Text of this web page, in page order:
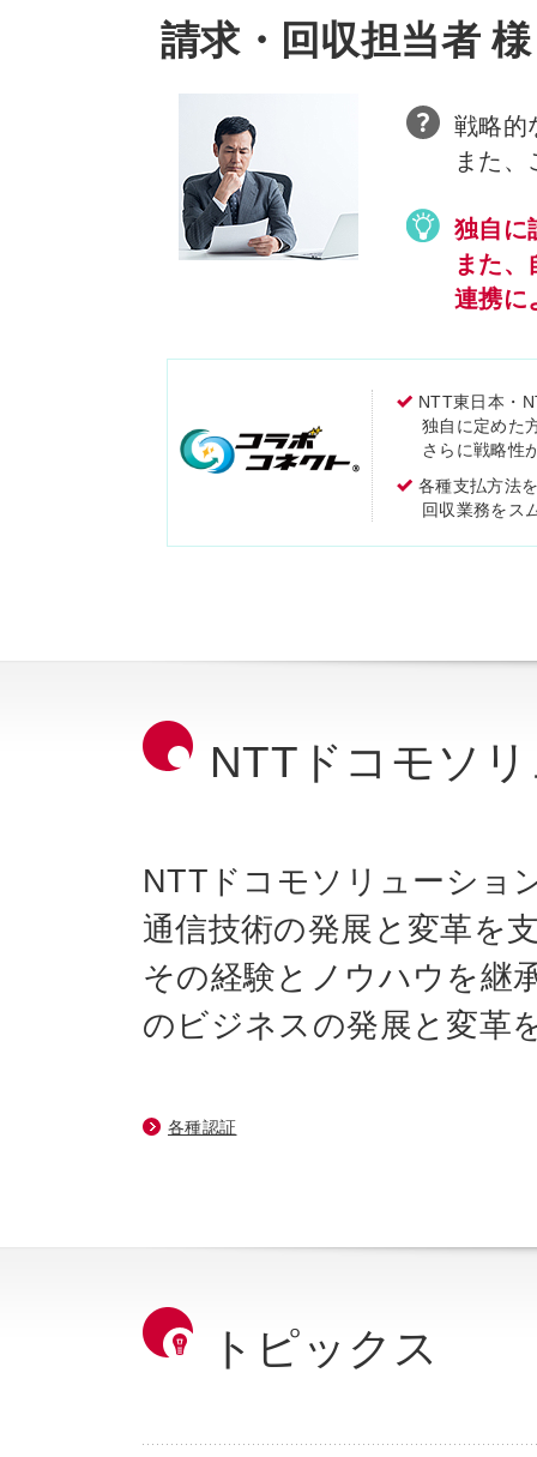
請求・回収担当者 様
戦略的
また
独自に
また
連携に
NTT東日本・
独自に定めた
さらに戦略性
各種支払方法
回収業務をス
NTTドコモソ
NTTドコモソリューショ
通信技術の発展と変革を
その経験とノウハウを継
のビジネスの発展と変革
各種認証
トピックス